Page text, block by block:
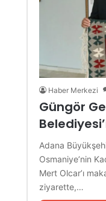
Haber Merkezi
Güngör
Adana
Osmaniye’nin
Mert Olcar’ı
ziyarette,…